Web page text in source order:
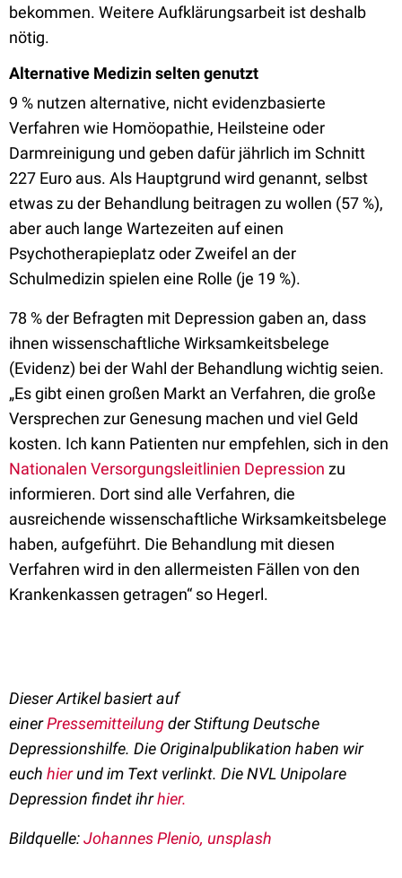
bekommen. Weitere Aufklärungsarbeit ist deshalb
nötig.
Alternative Medizin selten genutzt
9 % nutzen alternative, nicht evidenzbasierte
Verfahren wie Homöopathie, Heilsteine oder
Darmreinigung und geben dafür jährlich im Schnitt
227 Euro aus. Als Hauptgrund wird genannt, selbst
etwas zu der Behandlung beitragen zu wollen (57 %),
aber auch lange Wartezeiten auf einen
Psychotherapieplatz oder Zweifel an der
Schulmedizin spielen eine Rolle (je 19 %).
78 % der Befragten mit Depression gaben an, dass
ihnen wissenschaftliche Wirksamkeitsbelege
(Evidenz) bei der Wahl der Behandlung wichtig seien.
„Es gibt einen großen Markt an Verfahren, die große
Versprechen zur Genesung machen und viel Geld
kosten. Ich kann Patienten nur empfehlen, sich in den
Nationalen Versorgungsleitlinien Depression zu
informieren. Dort sind alle Verfahren, die
ausreichende wissenschaftliche Wirksamkeitsbelege
haben, aufgeführt. Die Behandlung mit diesen
Verfahren wird in den allermeisten Fällen von den
Krankenkassen getragen“ so Hegerl.
Dieser Artikel basiert auf
einerPressemitteilungderStiftung Deutsche
Depressionshilfe. Die Originalpublikation haben wir
euch hierund im Text verlinkt. Die NVL Unipolare
Depression findet ihrhier.
Bildquelle:Johannes Plenio, unsplash